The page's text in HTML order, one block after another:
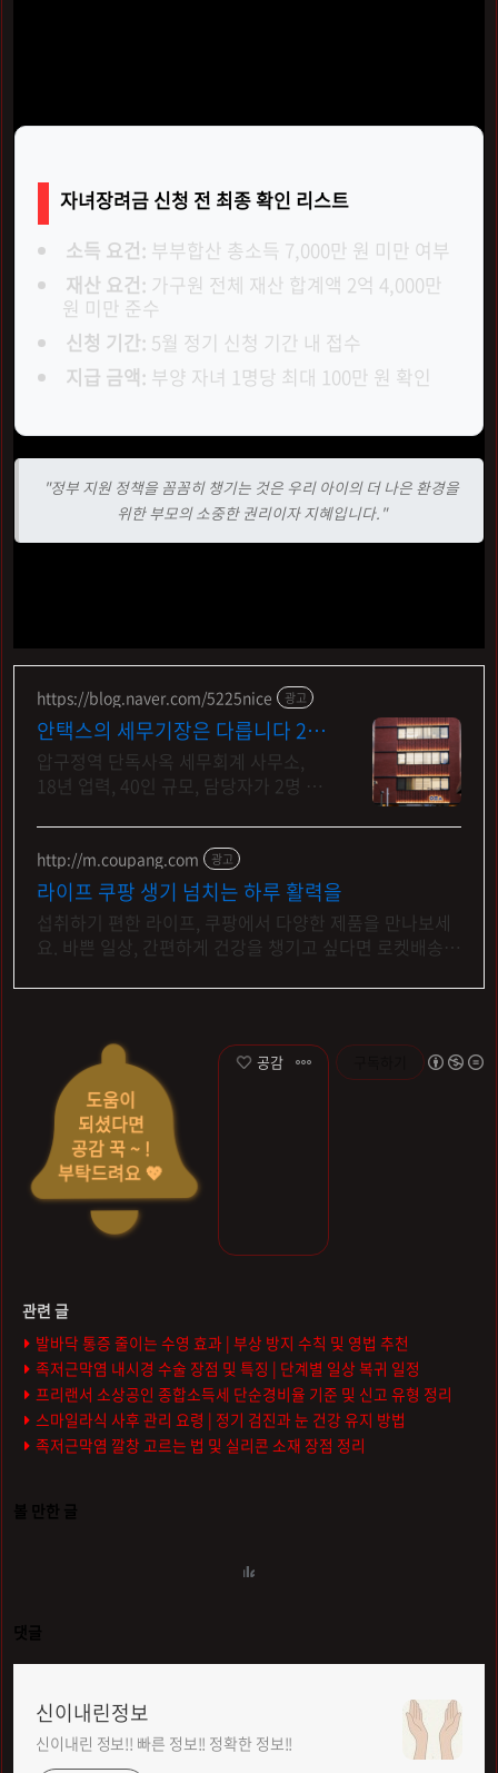
자녀장려금 신청 전 최종 확인 리스트
소득 요건: 부부합산 총소득 7,000만 원 미만 여부
재산 요건: 가구원 전체 재산 합계액 2억 4,000만
원 미만 준수
신청 기간: 5월 정기 신청 기간 내 접수
지급 금액: 부양 자녀 1명당 최대 100만 원 확인
"정부 지원 정책을 꼼꼼히 챙기는 것은 우리 아이의 더 나은 환경을
위한 부모의 소중한 권리이자 지혜입니다."
https://blog.naver.com/5225nice 광고
안택스의 세무기장은 다릅니다 2인
담당 케어로 즉시 소통
압구정역 단독사옥 세무회계 사무소,
18년 업력, 40인 규모, 담당자가 2명 기
1개월 무료/ 소급 기장료 무료.
http://m.coupang.com 광고
라이프 쿠팡 생기 넘치는 하루 활력을
섭취하기 편한 라이프, 쿠팡에서 다양한 제품을 만나보세
요. 바쁜 일상, 간편하게 건강을 챙기고 싶다면 로켓배송으
도움이
되셨다면
공감 꾹 ~ !
부탁드려요 💖
공감
발바닥 통증 줄이는 수영 효과 | 부상 방지 수칙 및 영법 추천
족저근막염 내시경 수술 장점 및 특징 | 단계별 일상 복귀 일정
프리랜서 소상공인 종합소득세 단순경비율 기준 및 신고 유형 정리
스마일라식 사후 관리 요령 | 정기 검진과 눈 건강 유지 방법
족저근막염 깔창 고르는 법 및 실리콘 소재 장점 정리
볼 만한 글
댓글
신이내린정보
신이내린 정보!! 빠른 정보!! 정확한 정보!!